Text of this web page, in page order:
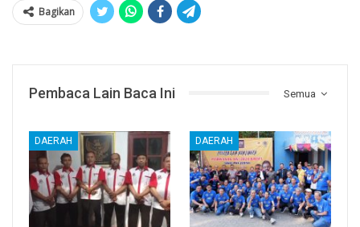
Bagikan
Semua
Pembaca Lain Baca Ini
DAERAH DAERAH